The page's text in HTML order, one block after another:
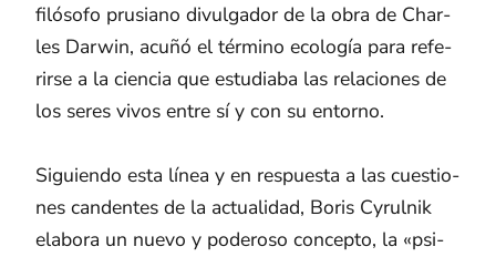
fi­ló­so­fo pru­siano di­vul­ga­dor de la obra de Char­
les Dar­win, acuñó el tér­mino eco­lo­gía para re­fe­
rir­se a la cien­cia que es­tu­dia­ba las re­la­cio­nes de
los seres vivos entre sí y con su en­torno.
Si­guien­do esta línea y en res­pues­ta a las cues­tio­
nes can­den­tes de la ac­tua­li­dad, Boris Cy­rul­nik
ela­bo­ra un nuevo y po­de­ro­so con­cep­to, la «psi­